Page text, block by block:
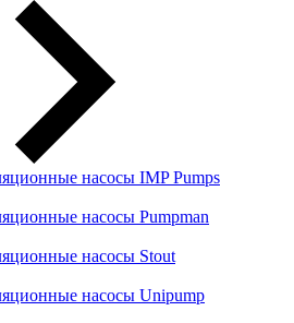
насосы IMP Pumps
насосы Pumpman
насосы Stout
насосы Unipump